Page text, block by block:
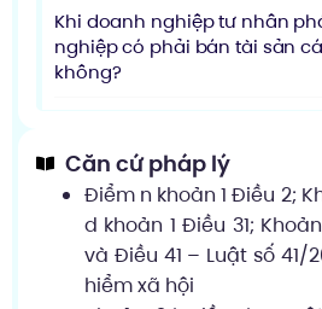
Khi doanh nghiệp tư nhân
nghiệp có phải bán tài sản
không?
Căn cứ pháp lý
Điểm n khoản 1 Điều 2;
d khoản 1 Điều 31;
và Điều 41 – Luật số 41/
hiểm xã hội